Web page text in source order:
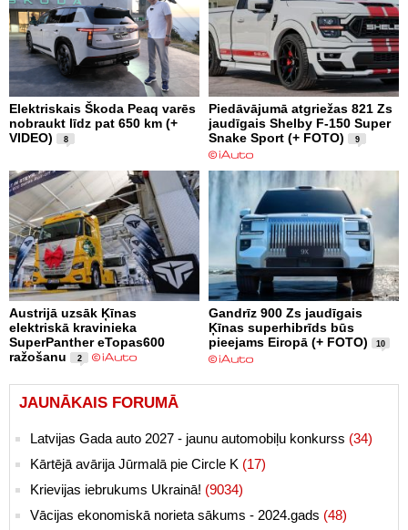
Elektriskais Škoda Peaq varēs
nobraukt līdz pat 650 km (+
VIDEO)
8
Piedāvājumā atgriežas 821 Zs
jaudīgais Shelby F-150 Super
Snake Sport (+ FOTO)
9
Austrijā uzsāk Ķīnas
elektriskā kravinieka
SuperPanther eTopas600
ražošanu
2
Gandrīz 900 Zs jaudīgais
Ķīnas superhibrīds būs
pieejams Eiropā (+ FOTO)
10
JAUNĀKAIS FORUMĀ
Latvijas Gada auto 2027 - jaunu automobiļu konkurss (34)
Kārtējā avārija Jūrmalā pie Circle K (17)
Krievijas iebrukums Ukrainā! (9034)
Vācijas ekonomiskā norieta sākums - 2024.gads (48)